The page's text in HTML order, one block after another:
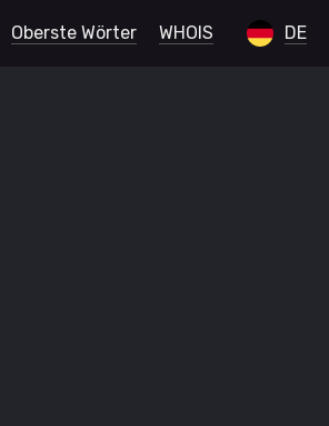
DE
Oberste Wörter WHOIS